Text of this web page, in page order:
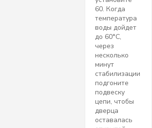
60. Когда
температура
воды дойдет
до 60°C,
через
несколько
минут
стабилизации
подгоните
подвеску
цепи, чтобы
дверца
оставалась